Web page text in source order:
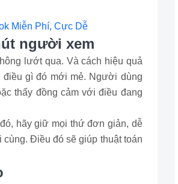
Miễn Phí, Cực Dễ
người xem
lướt qua. Và cách hiệu quả
điều gì đó mới mẻ. Người dùng
thấy đồng cảm với điều đang
hãy giữ mọi thứ đơn giản, dễ
Điều đó sẽ giúp thuật toán